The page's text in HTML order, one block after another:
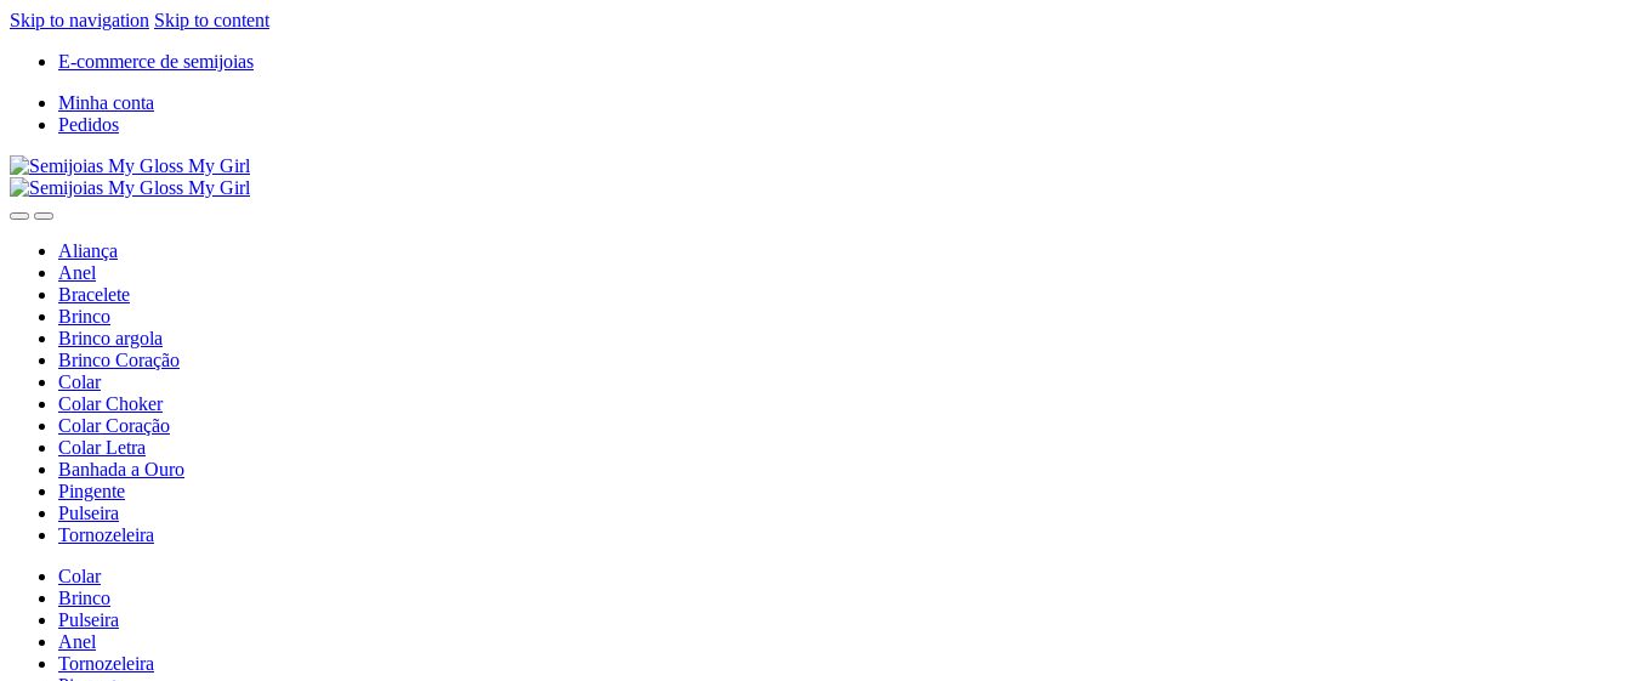
Skip to navigation Skip to content
E-commerce de semijoias
Minha conta
Pedidos
Aliança
Anel
Bracelete
Brinco
Brinco argola
Brinco Coração
Colar
Colar Choker
Colar Coração
Colar Letra
Banhada a Ouro
Pingente
Pulseira
Tornozeleira
Colar
Brinco
Pulseira
Anel
Tornozeleira